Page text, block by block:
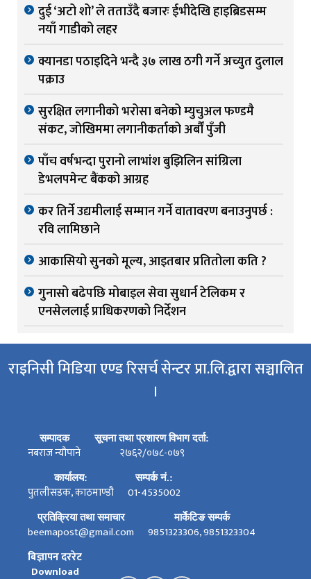
दुई ‘अटो शो’ ले तताउँदै बजारः ईभीदेखि हाइब्रिडसम्म
नयाँ गाडीको लहर
क्यानडा पठाइदिने भन्दै ३७ लाख ठगी गर्ने अच्युत दुलाल
पक्राउ
सुरक्षित लगानीको भरोसा बनेको म्युचुअल फण्डमै
संकट, जोखिममा लगानीकर्ताको अर्बौं पुँजी
पाँच वर्षभन्दा पुरानो लाभांश बुझिलिन सांग्रिला
डेभलपमेन्ट बैंकको आग्रह
कर तिर्ने उद्यमीलाई सम्मान गर्ने वातावरण बनाउनुपर्छ :
रवि लामिछाने
आकासियो सुनको मूल्य, आइतबार प्रतितोला कति ?
गुनासो बढेपछि मोबाइल सेवा सुधार्न टेलिकम र
एनसेललाई प्राधिकरणको निर्देशन
राइनिसी मिडिया एण्ड रिसर्च सेन्टर प्रा.लि.द्वारा सञ्चालित
।
सम्पादक
नबराज न्यौपाने
सूचना तथा प्रशारण विभाग दर्ता:
२७६२/०७८-०७९
कार्यालय:
पुतलीसडक, काठमाण्डौ
सम्पर्क नं.:
01-4535002
प्रतिक्रिया तथा समाचार
beemapost@gmail.com
मार्केटिङ सम्पर्क
9851323306, 9851323304
बिज्ञापन दररेट
Download